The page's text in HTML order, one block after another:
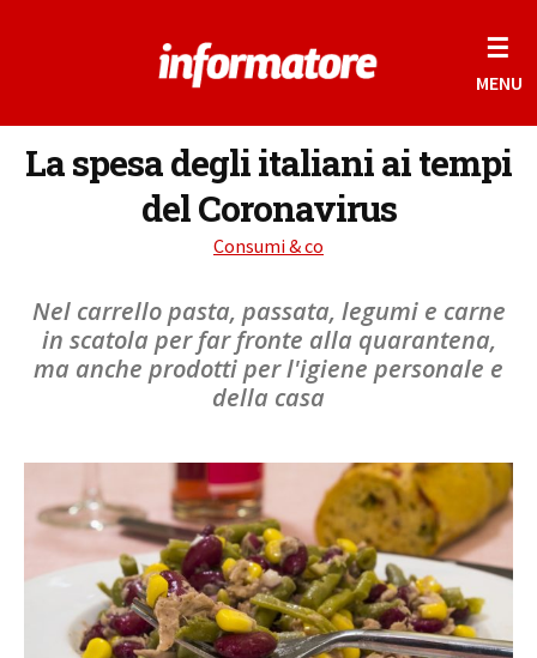
☰
MENU
La spesa degli italiani ai tempi
del Coronavirus
Consumi & co
Nel carrello pasta, passata, legumi e carne
in scatola per far fronte alla quarantena,
ma anche prodotti per l'igiene personale e
della casa